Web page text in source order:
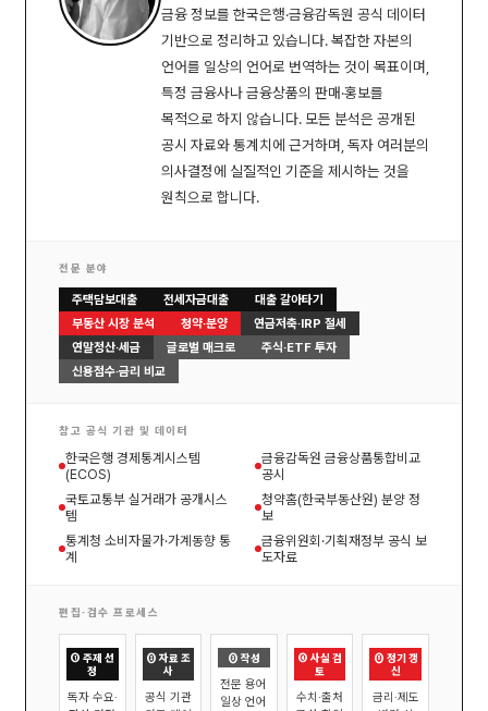
금융 정보를 한국은행·금융감독원 공식 데이터
기반으로 정리하고 있습니다. 복잡한 자본의
언어를 일상의 언어로 번역하는 것이 목표이며,
특정 금융사나 금융상품의 판매·홍보를
목적으로 하지 않습니다. 모든 분석은 공개된
공시 자료와 통계치에 근거하며, 독자 여러분의
의사결정에 실질적인 기준을 제시하는 것을
원칙으로 합니다.
전문 분야
주택담보대출 전세자금대출
대출 갈아타기
부동산 시장 분석
청약·분양
연금저축·IRP 절세
연말정산·세금
글로벌 매크로
주식·ETF 투자
신용점수·금리 비교
참고 공식 기관 및 데이터
한국은행 경제통계시스템
(ECOS)
금융감독원 금융상품통합비교
공시
국토교통부 실거래가 공개시스
템
청약홈(한국부동산원) 분양 정
보
통계청 소비자물가·가계동향 통
계
금융위원회·기획재정부 공식 보
도자료
편집·검수 프로세스
① 주제 선
정
독자 수요·
② 자료 조
사
공식 기관
③ 작성
전문 용어
일상 언어
④ 사실 검
토
수치·출처
⑤ 정기 갱
신
금리·제도